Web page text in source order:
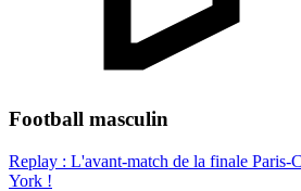
Football masculin
Replay : L'avant-match de la finale Paris-
York !